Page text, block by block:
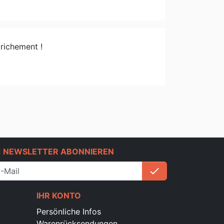
!
NEWSLETTER ABONNIEREN
check
IHR KONTO
Persönliche Infos